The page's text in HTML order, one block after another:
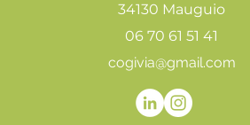
34130 Mauguio
06 70 61 51 41
cogivia@gmail.com